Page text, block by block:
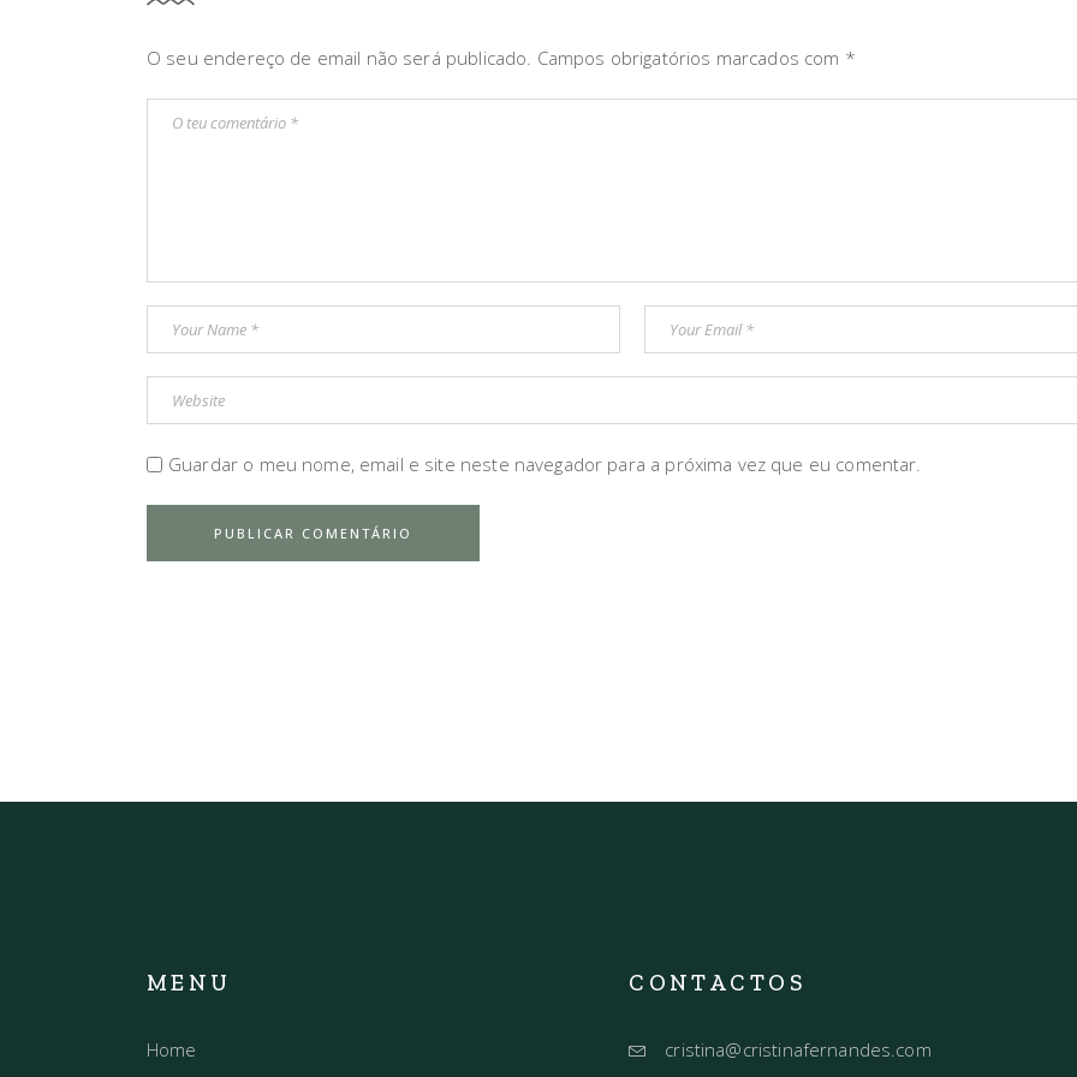
O seu endereço de email não será publicado. Campos obrigatórios marcados com *
Guardar o meu nome, email e site neste navegador para a próxima vez que eu comentar.
PUBLICAR COMENTÁRIO
MENU
Home
CONTACTOS
cristina@cristinafernandes.com